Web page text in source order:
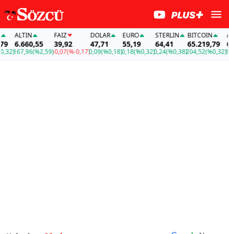
ALTIN
6.660,55
167,96(%2,59)
FAİZ
39,92
-0,07(%-0,17)
DOLAR
47,71
0,09(%0,18)
EURO
55,19
0,18(%0,32)
STERLIN
64,41
0,24(%0,38)
BITCOIN
65.219,79
204,52(%0,32)